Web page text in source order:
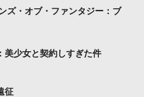
ズ・オブ・ファンタジー：ブ
美少女と契約しすぎた件
征